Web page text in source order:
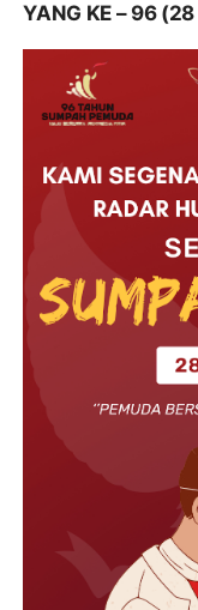
YANG KE – 96